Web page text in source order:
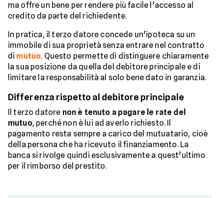
ma offre un bene per rendere più facile l’accesso al
credito da parte del richiedente.
In pratica, il terzo datore concede un’ipoteca su un
immobile di sua proprietà senza entrare nel contratto
di mutuo. Questo permette di distinguere chiaramente
la sua posizione da quella del debitore principale e di
limitare la responsabilità al solo bene dato in garanzia.
Differenza rispetto al debitore principale
Il terzo datore non è tenuto a pagare le rate del
mutuo, perché non è lui ad averlo richiesto. Il
pagamento resta sempre a carico del mutuatario, cioè
della persona che ha ricevuto il finanziamento. La
banca si rivolge quindi esclusivamente a quest’ultimo
per il rimborso del prestito.